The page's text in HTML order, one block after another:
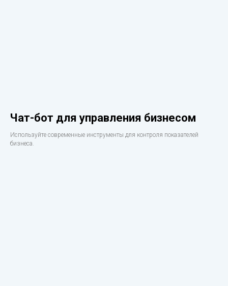
Чат-бот для управления бизнесом
Используйте современные инструменты для контроля показателей
бизнеса.